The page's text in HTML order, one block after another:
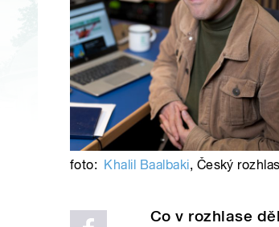
foto: Khalil Baalbaki, Český rozhlas
Co v rozhlase